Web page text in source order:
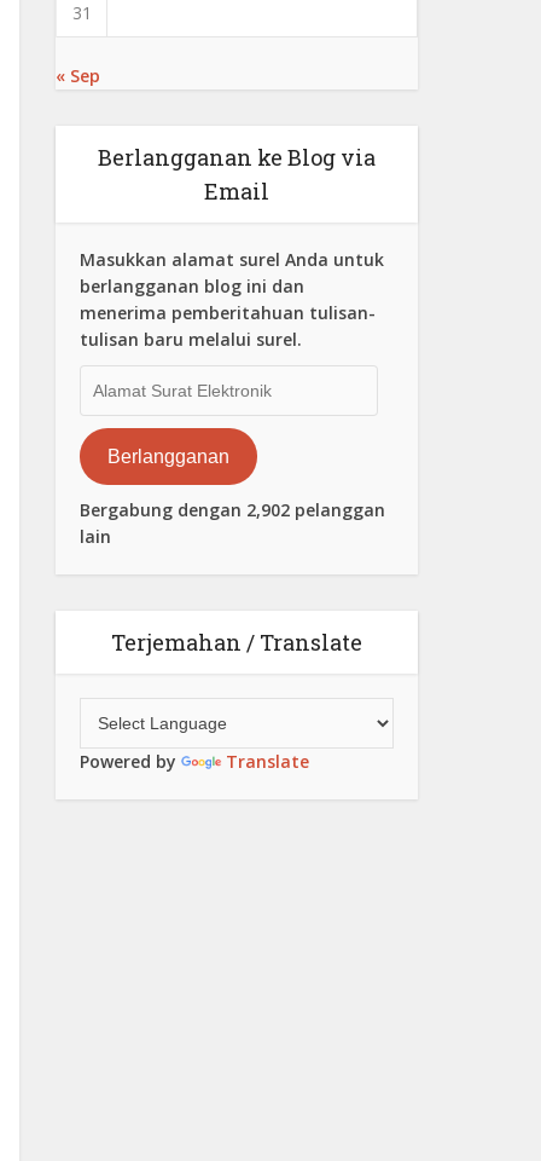
31
« Sep
Berlangganan ke Blog via
Email
Masukkan alamat surel Anda untuk
berlangganan blog ini dan
menerima pemberitahuan tulisan-
tulisan baru melalui surel.
Surat
Elektronik
Berlangganan
Bergabung dengan 2,902 pelanggan
lain
Terjemahan / Translate
Powered by Translate